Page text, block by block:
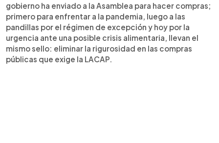
gobierno ha enviado a la Asamblea para hacer compras;
primero para enfrentar a la pandemia, luego a las
pandillas por el régimen de excepción y hoy por la
urgencia ante una posible crisis alimentaria, llevan el
mismo sello: eliminar la rigurosidad en las compras
públicas que exige la LACAP.